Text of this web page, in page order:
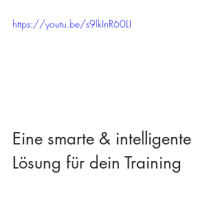
https://youtu.be/s9lkInR60LI
Eine smarte & intelligente
Lösung für dein Training